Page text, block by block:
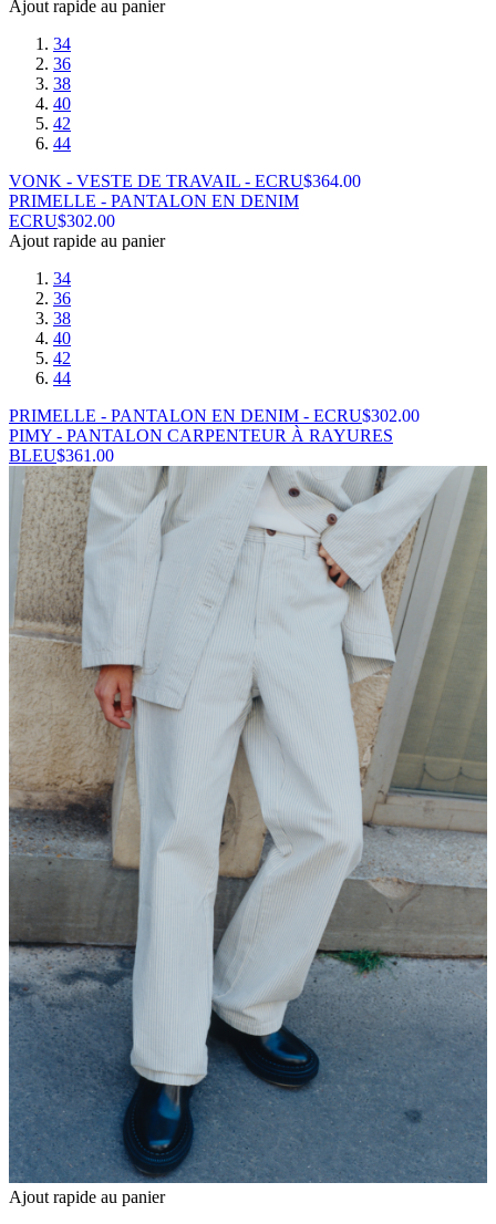
Ajout rapide au panier
34
36
38
40
42
44
VONK - VESTE DE TRAVAIL - ECRU$364.00
PRIMELLE - PANTALON EN DENIM
ECRU$302.00
Ajout rapide au panier
34
36
38
40
42
44
PRIMELLE - PANTALON EN DENIM - ECRU$302.00
PIMY - PANTALON CARPENTEUR À RAYURES
BLEU$361.00
Ajout rapide au panier